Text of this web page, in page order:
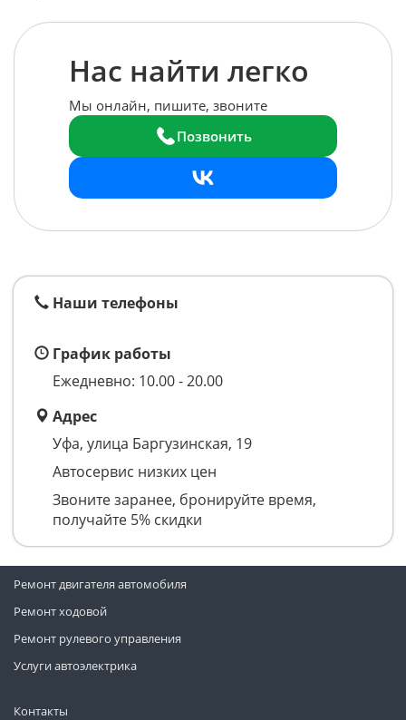
Нас найти легко
Мы онлайн, пишите, звоните
Позвонить
Наши телефоны
График работы
Ежедневно: 10.00 - 20.00
Адрес
Уфа, улица Баргузинская, 19
Автосервис низких цен
Звоните заранее, бронируйте время,
получайте 5% скидки
Контакты
Ремонт двигателя автомобиля
Ремонт ходовой
Ремонт рулевого управления
Услуги автоэлектрика